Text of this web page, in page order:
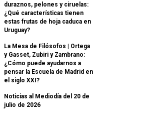
duraznos, pelones y ciruelas:
¿Qué características tienen
estas frutas de hoja caduca en
Uruguay?
La Mesa de Filósofos | Ortega
y Gasset, Zubiri y Zambrano:
¿Cómo puede ayudarnos a
pensar la Escuela de Madrid en
el siglo XXI?
Noticias al Mediodía del 20 de
julio de 2026